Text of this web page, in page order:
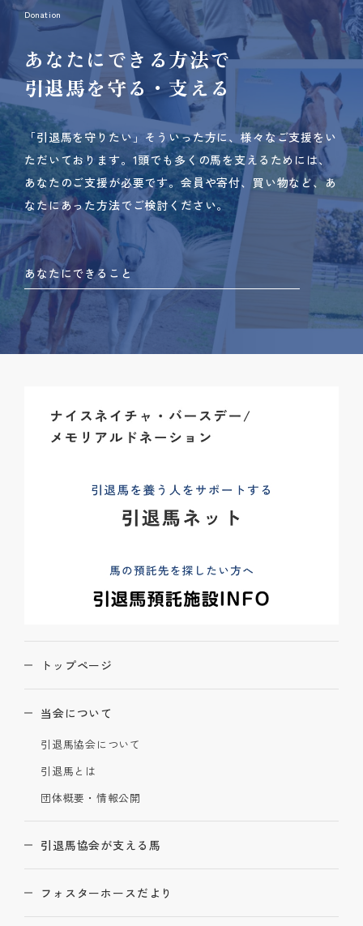
Donation
あなたにできる方法で
引退馬を守る・支える
「引退馬を守りたい」そういった方に、様々なご支援をい
ただいております。 1頭でも多くの馬を支えるためには、
あなたのご支援が必要です。 会員や寄付、買い物など、あ
なたにあった方法でご検討ください。
あなたにできること
トップページ
当会について
引退馬協会について
引退馬とは
団体概要・情報公開
引退馬協会が支える馬
フォスターホースだより